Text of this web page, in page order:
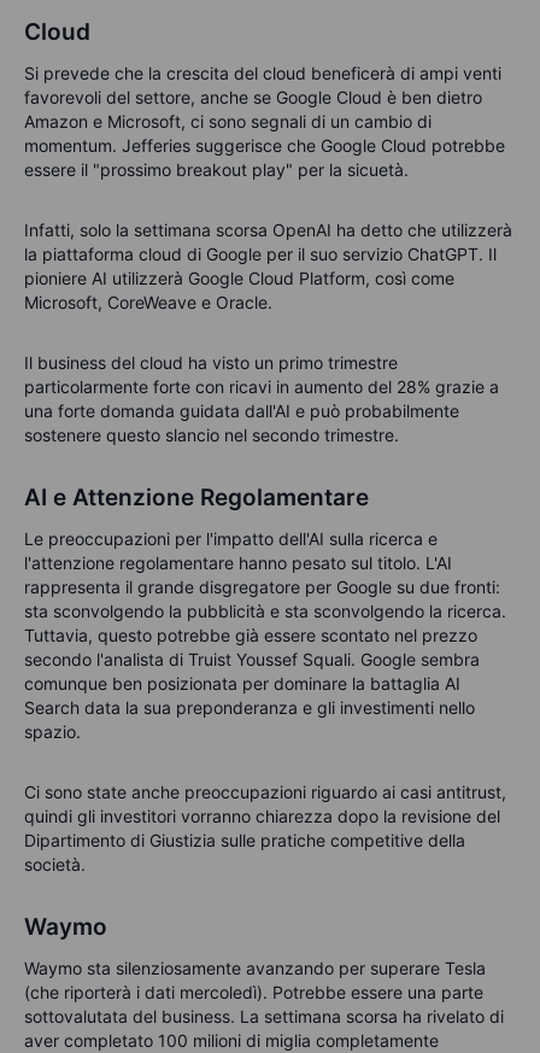
Cloud
Si prevede che la crescita del cloud beneficerà di ampi venti
favorevoli del settore, anche se Google Cloud è ben dietro
Amazon e Microsoft, ci sono segnali di un cambio di
momentum. Jefferies suggerisce che Google Cloud potrebbe
essere il "prossimo breakout play" per la sicuetà.
Infatti, solo la settimana scorsa OpenAI ha detto che utilizzerà
la piattaforma cloud di Google per il suo servizio ChatGPT. Il
pioniere AI utilizzerà Google Cloud Platform, così come
Microsoft, CoreWeave e Oracle.
Il business del cloud ha visto un primo trimestre
particolarmente forte con ricavi in aumento del 28% grazie a
una forte domanda guidata dall'AI e può probabilmente
sostenere questo slancio nel secondo trimestre.
AI e Attenzione Regolamentare
Le preoccupazioni per l'impatto dell'AI sulla ricerca e
l'attenzione regolamentare hanno pesato sul titolo. L'AI
rappresenta il grande disgregatore per Google su due fronti:
sta sconvolgendo la pubblicità e sta sconvolgendo la ricerca.
Tuttavia, questo potrebbe già essere scontato nel prezzo
secondo l'analista di Truist Youssef Squali. Google sembra
comunque ben posizionata per dominare la battaglia AI
Search data la sua preponderanza e gli investimenti nello
spazio.
Ci sono state anche preoccupazioni riguardo ai casi antitrust,
quindi gli investitori vorranno chiarezza dopo la revisione del
Dipartimento di Giustizia sulle pratiche competitive della
società.
Waymo
Waymo sta silenziosamente avanzando per superare Tesla
(che riporterà i dati mercoledì). Potrebbe essere una parte
sottovalutata del business. La settimana scorsa ha rivelato di
aver completato 100 milioni di miglia completamente